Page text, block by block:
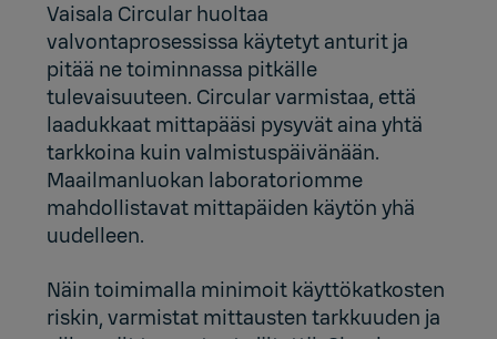
Vaisala Circular huoltaa
valvontaprosessissa käytetyt anturit ja
pitää ne toiminnassa pitkälle
tulevaisuuteen. Circular varmistaa, että
laadukkaat mittapääsi pysyvät aina yhtä
tarkkoina kuin valmistuspäivänään.
Maailmanluokan laboratoriomme
mahdollistavat mittapäiden käytön yhä
uudelleen.
Näin toimimalla minimoit käyttökatkosten
riskin, varmistat mittausten tarkkuuden ja